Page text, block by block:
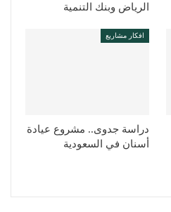
الرياض وبنك التنمية
افكار مشاريع
دراسة جدوى.. مشروع عيادة
أسنان في السعودية